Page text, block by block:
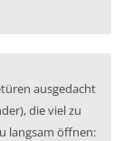
ausgedacht
die viel zu
langsam öffnen: